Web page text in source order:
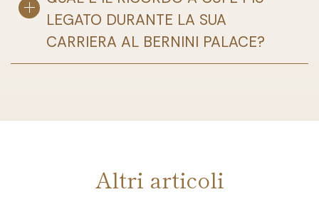
LEGATO DURANTE LA SUA
CARRIERA AL BERNINI PALACE?
Altri articoli